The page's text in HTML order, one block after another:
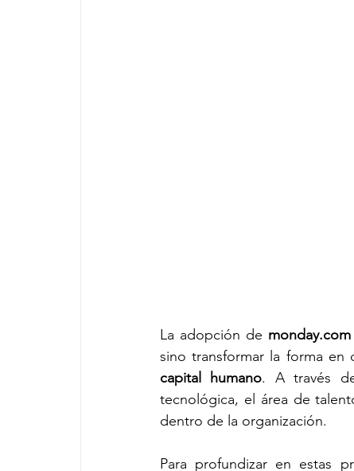
La adopción de monday.com
sino transformar la forma en
capital humano. A través
tecnológica, el área de
dentro de la organización.
Para profundizar en estas